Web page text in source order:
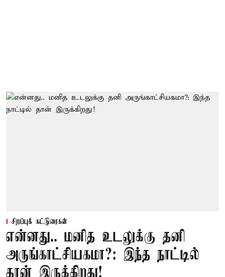
சிறப்புக் கட்டுரைகள்
என்னது.. மனித உடலுக்கு தனி
அருங்காட்சியகமா?: இந்த நாட்டில்
தான் இருக்கிறது!